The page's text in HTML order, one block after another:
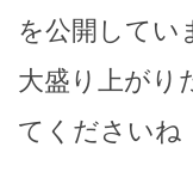
を公開してい
大盛り上がり
てくださいね